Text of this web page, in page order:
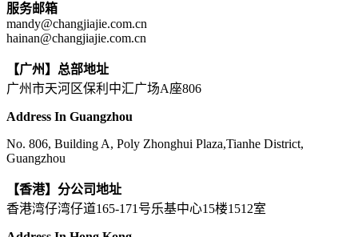
服务邮箱
mandy@changjiajie.com.cn
hainan@changjiajie.com.cn
【广州】总部地址
广州市天河区保利中汇广场A座806
Address In Guangzhou
No. 806, Building A, Poly Zhonghui Plaza,Tianhe District,
Guangzhou
【香港】分公司地址
香港湾仔湾仔道165-171号乐基中心15楼1512室